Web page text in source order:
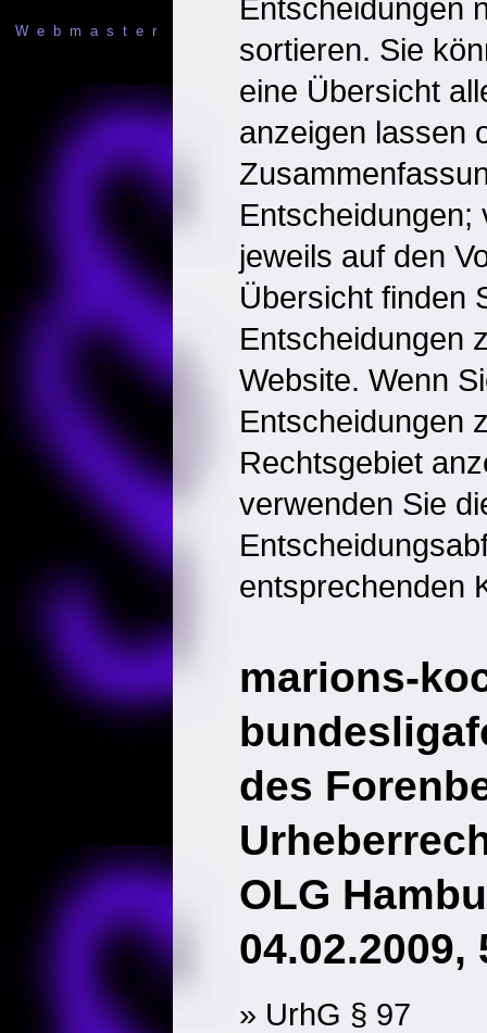
W e b m a s t e r
Entscheidungen
sortieren. Sie
eine Übersicht
anzeigen lassen
Entscheidungen;
jeweils auf den
Übersicht finden
Entscheidungen
Website. Wenn
Entscheidungen
Rechtsgebiet
verwenden Sie
entsprechenden
marions-
des
OLG
04.02.2009,
» UrhG § 97